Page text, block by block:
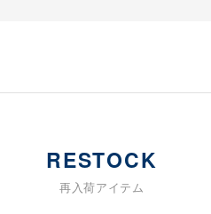
RESTOCK
再入荷アイテム